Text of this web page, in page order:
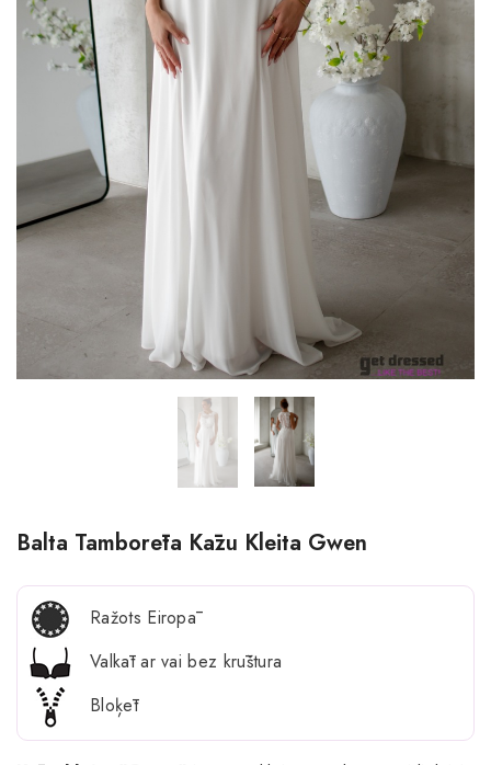
Balta Tamborēta Kāzu Kleita Gwen
Ražots Eiropā
Valkāt ar vai bez krūštura
Bloķēt